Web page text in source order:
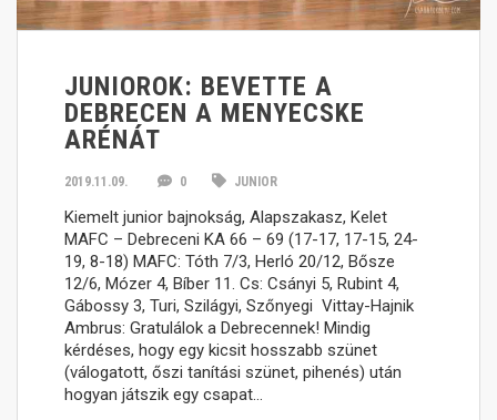
JUNIOROK: BEVETTE A
DEBRECEN A MENYECSKE
ARÉNÁT
2019.11.09. 0 JUNIOR
Kiemelt junior bajnokság, Alapszakasz, Kelet
MAFC – Debreceni KA 66 – 69 (17-17, 17-15, 24-
19, 8-18) MAFC: Tóth 7/3, Herló 20/12, Bősze
12/6, Mózer 4, Bíber 11. Cs: Csányi 5, Rubint 4,
Gábossy 3, Turi, Szilágyi, Szőnyegi Vittay-Hajnik
Ambrus: Gratulálok a Debrecennek! Mindig
kérdéses, hogy egy kicsit hosszabb szünet
(válogatott, őszi tanítási szünet, pihenés) után
hogyan játszik egy csapat…